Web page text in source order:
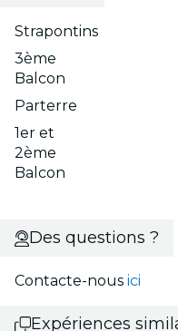
Strapontins
3ème
Balcon
Parterre
1er et
2ème
Balcon
Des questions ?
Contacte-nous ici
Expériences